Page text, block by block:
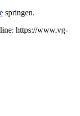
springen.
https://www.vg-